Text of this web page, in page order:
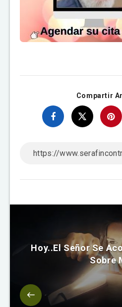
Compartir
Hoy..El Señor Se
Sobre